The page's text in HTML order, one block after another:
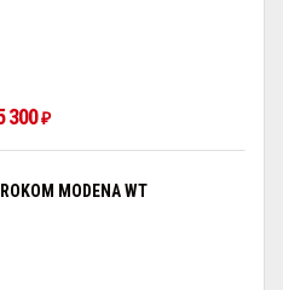
300₽
MODENA WT